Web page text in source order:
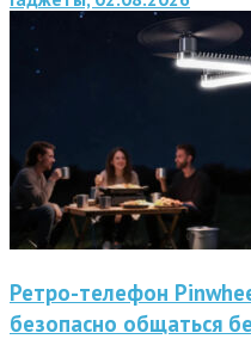
Ретро-телефон
безопасно общаться